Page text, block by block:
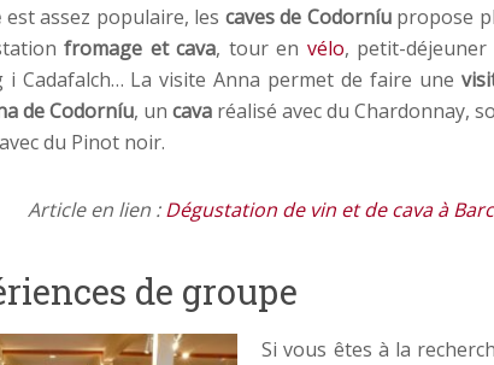
est assez populaire, les caves de Codorníupropose
fromage et cava, tour en vélo, petit-
Cadafalch… La visite Anna permet de faire une
de Codorníu, un cava réalisé avec du Chardonnay,
du Pinot noir.
Article en lien :Dégustation de vin et de cava à
de groupe
Si vous êtes à la